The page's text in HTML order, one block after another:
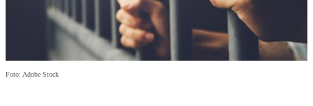
Foto: Adobe Stock